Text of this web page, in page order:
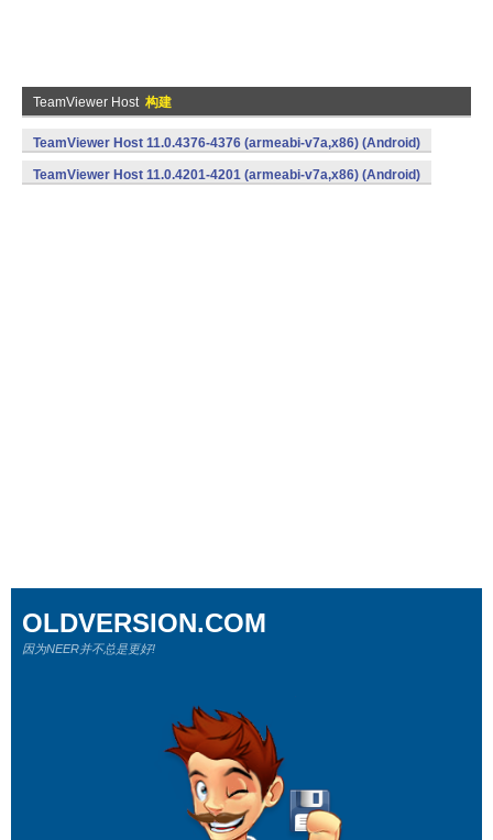
TeamViewer Host 构建
TeamViewer Host 11.0.4376-4376 (armeabi-v7a,x86) (Android)
TeamViewer Host 11.0.4201-4201 (armeabi-v7a,x86) (Android)
OLDVERSION.COM
因为NEER并不总是更好!